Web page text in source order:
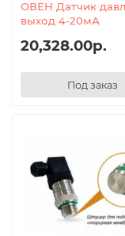
ОВЕН Датчик
выход 4-20мА
20,328.00р.
Под заказ